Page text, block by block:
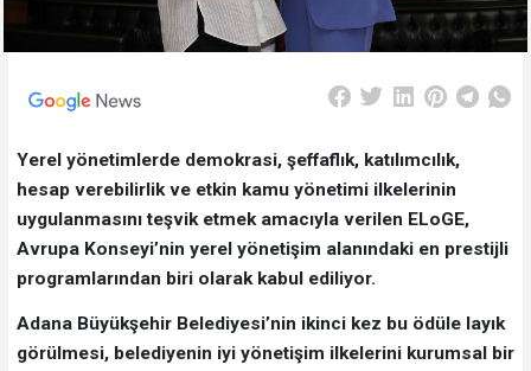
Yerel yönetimlerde demokrasi, şeffaflık, katılımcılık,
hesap verebilirlik ve etkin kamu yönetimi ilkelerinin
uygulanmasını teşvik etmek amacıyla verilen ELoGE,
Avrupa Konseyi’nin yerel yönetişim alanındaki en prestijli
programlarından biri olarak kabul ediliyor.
Adana Büyükşehir Belediyesi’nin ikinci kez bu ödüle layık
görülmesi, belediyenin iyi yönetişim ilkelerini kurumsal bir